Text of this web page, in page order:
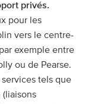
privés.
pour les
vers le centre-
exemple entre
ou de Pearse.
tels que
(liaisons